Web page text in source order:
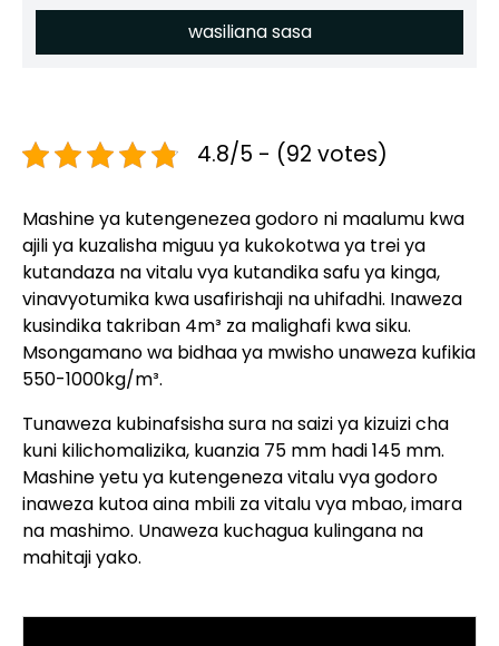
wasiliana sasa
4.8/5 - (92 votes)
Mashine ya kutengenezea godoro ni maalumu kwa
ajili ya kuzalisha miguu ya kukokotwa ya trei ya
kutandaza na vitalu vya kutandika safu ya kinga,
vinavyotumika kwa usafirishaji na uhifadhi. Inaweza
kusindika takriban 4m³ za malighafi kwa siku.
Msongamano wa bidhaa ya mwisho unaweza kufikia
550-1000kg/m³.
Tunaweza kubinafsisha sura na saizi ya kizuizi cha
kuni kilichomalizika, kuanzia 75 mm hadi 145 mm.
Mashine yetu ya kutengeneza vitalu vya godoro
inaweza kutoa aina mbili za vitalu vya mbao, imara
na mashimo. Unaweza kuchagua kulingana na
mahitaji yako.